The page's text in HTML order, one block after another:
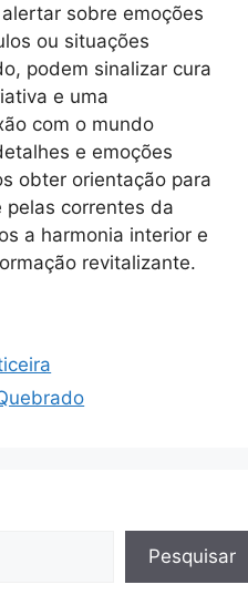
sobre emoções
ou situações
podem sinalizar cura
e uma
com o mundo
e emoções
obter orientação para
correntes da
a harmonia interior e
revitalizante.
Pesquisar